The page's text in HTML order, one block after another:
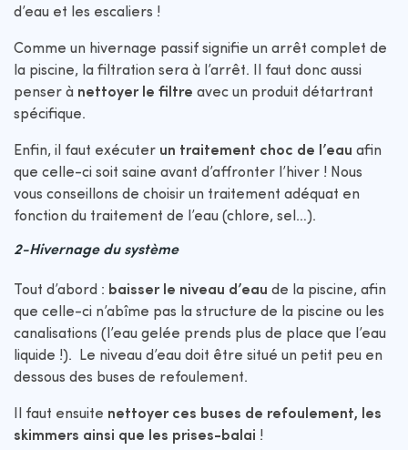
d’eau et les escaliers !
Comme un hivernage passif signifie un arrêt complet de
la piscine, la filtration sera à l’arrêt. Il faut donc aussi
penser à nettoyer le filtre avec un produit détartrant
spécifique.
Enfin, il faut exécuter un traitement choc de l’eau afin
que celle-ci soit saine avant d’affronter l’hiver ! Nous
vous conseillons de choisir un traitement adéquat en
fonction du traitement de l’eau (chlore, sel…).
2-Hivernage du système
Tout d’abord : baisser le niveau d’eau de la piscine, afin
que celle-ci n’abîme pas la structure de la piscine ou les
canalisations (l’eau gelée prends plus de place que l’eau
liquide !). Le niveau d’eau doit être situé un petit peu en
dessous des buses de refoulement.
Il faut ensuite nettoyer ces buses de refoulement, les
skimmers ainsi que les prises-balai !